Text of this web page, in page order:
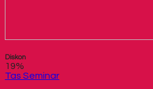
Diskon
19%
Tas Seminar